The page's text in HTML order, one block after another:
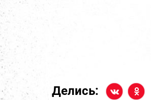
Делись: